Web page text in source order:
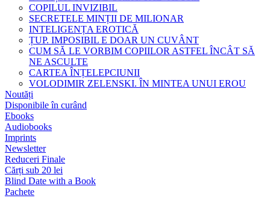
COPILUL INVIZIBIL
SECRETELE MINȚII DE MILIONAR
INTELIGENȚA EROTICĂ
ȚUP. IMPOSIBIL E DOAR UN CUVÂNT
CUM SĂ LE VORBIM COPIILOR ASTFEL ÎNCÂT SĂ
NE ASCULTE
CARTEA ÎNȚELEPCIUNII
VOLODIMIR ZELENSKI. ÎN MINTEA UNUI EROU
Noutăți
Disponibile în curând
Ebooks
Audiobooks
Imprints
Newsletter
Reduceri Finale
Cărți sub 20 lei
Blind Date with a Book
Pachete